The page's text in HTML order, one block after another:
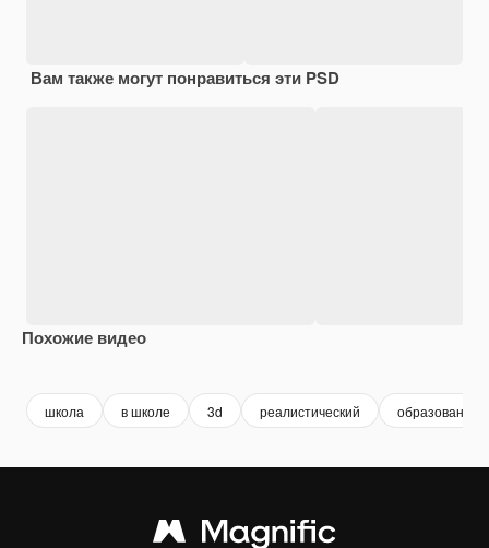
Вам также могут понравиться эти PSD
Похожие видео
школа в школе 3d реалистический образование